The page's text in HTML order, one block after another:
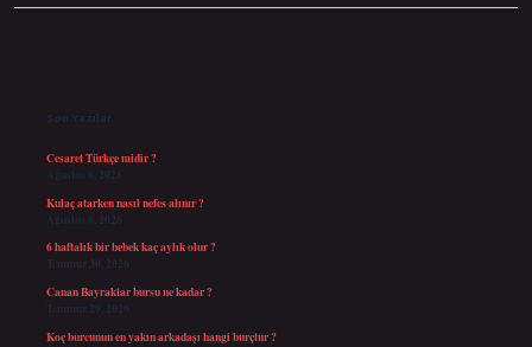
Son Yazılar
Cesaret Türkçe midir ?
Ağustos 6, 2026
Kulaç atarken nasıl nefes alınır ?
Ağustos 6, 2026
6 haftalık bir bebek kaç aylık olur ?
Temmuz 30, 2026
Canan Bayraktar bursu ne kadar ?
Temmuz 29, 2026
Koç burcunun en yakın arkadaşı hangi burçtur ?